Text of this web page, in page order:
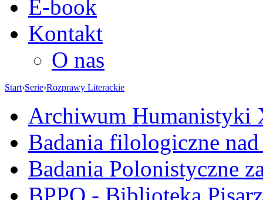
E-book
Kontakt
O nas
Start›Serie›Rozprawy Literackie
Archiwum Humanistyki
Badania filologiczne
Badania Polonistyczne